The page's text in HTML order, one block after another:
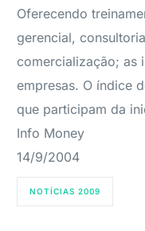
Oferecendo
gerencial,
comercialização; as
empresas. O índice
que participam da
Info Money
14/9/2004
NOTÍCIAS 2009